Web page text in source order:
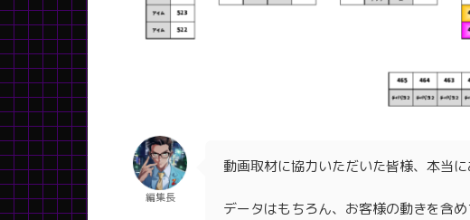
編集長
動画取材に協力いただいた皆様、本当に
データはもちろん、お客様の動きを含